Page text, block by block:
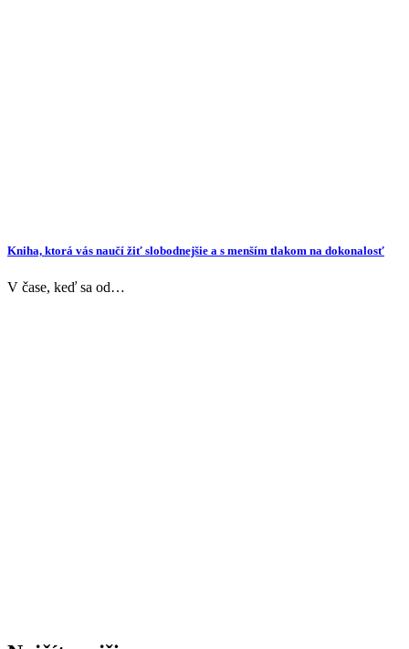
Kniha, ktorá vás naučí žiť slobodnejšie a s menším tlakom na dokonalosť
V čase, keď sa od…